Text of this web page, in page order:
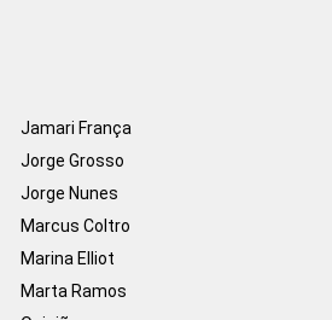
Jamari França
Jorge Grosso
Jorge Nunes
Marcus Coltro
Marina Elliot
Marta Ramos